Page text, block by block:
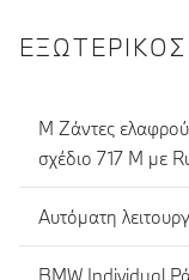
M Ζάντες
σχέδιο 717 M με
Αυτόματη
BMW Individual